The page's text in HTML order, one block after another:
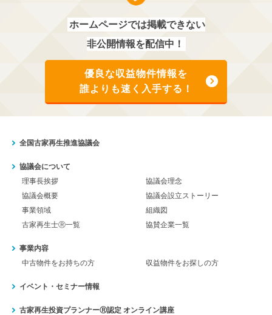
ホームページでは掲載できない
非公開情報を配信中！
優良な収益物件情報を
誰よりも速く入手する！
全国古家再生推進協議会
協議会について
理事長挨拶
協議会理念
協議会概要
協議会設立ストーリー
事業領域
組織図
古家再生士Ⓡ一覧
協賛企業一覧
事業内容
中古物件をお持ちの方
収益物件をお探しの方
イベント・セミナー情報
古家再生投資プランナーⓇ認定 オンライン講座